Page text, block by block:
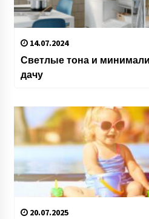
14.07.2024
Светлые тона и
дачу
20.07.2025